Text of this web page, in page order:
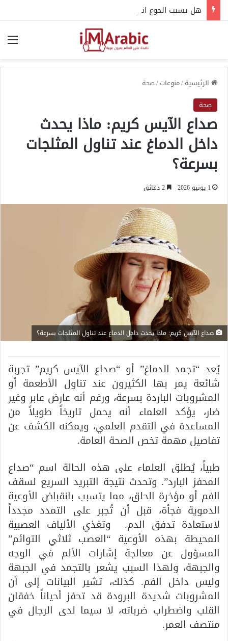
الرئيسية/منوعات/صحة
صحة
صداع الآيس كريم: ماذا يحدث
داخل الدماغ عند تناول المثلجات
بسرعة؟
1 يونيو 2026
صداع الآيس كريم: ماذا يحدث داخل الدماغ عند تناول المثلجات بسرعة؟
يُعد “تجمد الدماغ” أو “صداع الآيس كريم” تجربة
شائعة يمر بها الكثيرون عند تناول الأطعمة أو
المشروبات الباردة بسرعة، ورغم أنه عارض عابر وغير
ضار، يؤكد العلماء أنه يحمل تاريخاً طويلاً من
المساعدة في التقدم العلمي، ويمكنه الكشف عن
تفاصيل مهمة تخص الصحة العامة.
طبياً، يُطلق العلماء على هذه الحالة اسم “صداع
المحفز البارد”. وتحدث نتيجة التبريد السريع لسقف
الفم أو مؤخرة الحلق، مما يتسبب بانقباض الأوعية
الدموية فجأة، قبل أن تُجبر على التمدد مجدداً
لاستعادة تدفق الدم. وتغذي الألياف العصبية
المحيطة بهذه الأوعية “العصب ثلاثي التوائم”
المسؤول عن معالجة إشارات الألم في الوجه
والجبهة، ولهذا السبب يشعر بالتجمد في الجبهة
وليس داخل الفم. كذلك، تشير البيانات إلى أن
المشروبات شديدة البرودة قد تحفز أحياناً خفقان
القلب واضطراب ضرباته، لا سيما لدى الرجال في
منتصف العمر.